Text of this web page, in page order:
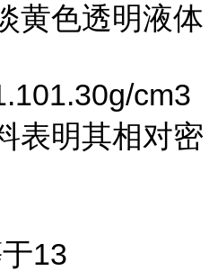
黄色透明液体
cm3
表明其相对密
13